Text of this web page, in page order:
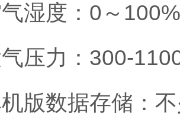
湿度：0～
压力：300-
版数据存储：